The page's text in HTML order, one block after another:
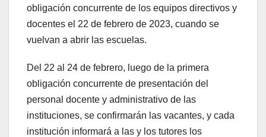
obligación concurrente de los equipos directivos y
docentes el 22 de febrero de 2023, cuando se
vuelvan a abrir las escuelas.
Del 22 al 24 de febrero, luego de la primera
obligación concurrente de presentación del
personal docente y administrativo de las
instituciones, se confirmarán las vacantes, y cada
institución informará a las y los tutores los